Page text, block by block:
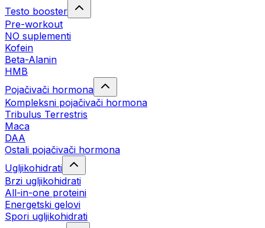
Testo booster
Pre-workout
NO suplementi
Kofein
Beta-Alanin
HMB
Pojačivači hormona
Kompleksni pojačivači hormona
Tribulus Terrestris
Maca
DAA
Ostali pojačivači hormona
Ugljikohidrati
Brzi ugljikohidrati
All-in-one proteini
Energetski gelovi
Spori ugljikohidrati